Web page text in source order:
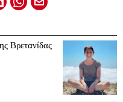
Βρετανίδας